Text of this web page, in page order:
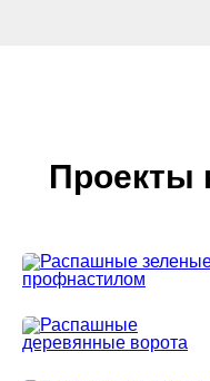
Проекты